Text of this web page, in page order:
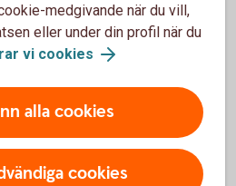
3.medgivande när du vill,
eller under din profil när du
vi cookies
alla cookies
cookies